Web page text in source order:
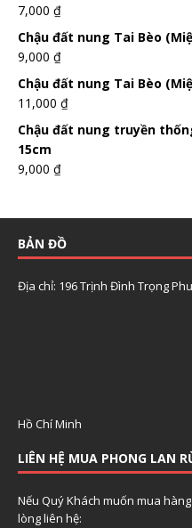
7,000 ₫
Chậu đất nung Tai Bèo
9,000 ₫
Chậu đất nung Tai Bèo
11,000 ₫
Chậu đất nung truyền
15cm
9,000 ₫
BẢN ĐỒ
Địa chỉ: 196 Trịnh Đình Trọng
Hồ Chí Minh
LIÊN HỆ MUA PHONG LAN
Nếu Quý Khách muốn mua
lòng liên hệ: